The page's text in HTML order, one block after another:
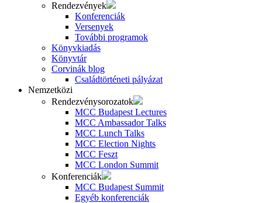
Rendezvények
Konferenciák
Versenyek
További programok
Könyvkiadás
Könyvtár
Corvinák blog
Családtörténeti pályázat
Nemzetközi
Rendezvénysorozatok
MCC Budapest Lectures
MCC Ambassador Talks
MCC Lunch Talks
MCC Election Nights
MCC Feszt
MCC London Summit
Konferenciák
MCC Budapest Summit
Egyéb konferenciák